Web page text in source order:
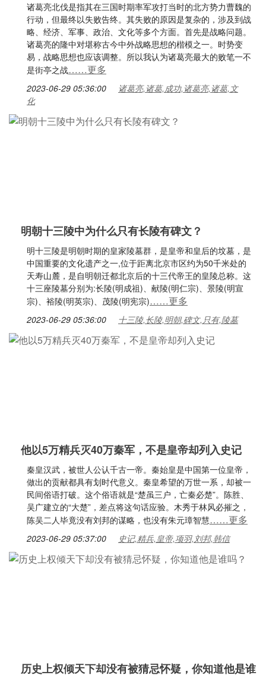
诸葛亮北伐是指其在三国时期率军攻打当时的北方势力曹魏的
行动，但最终以失败告终。其失败的原因是复杂的，涉及到战
略、经济、军事、政治、文化等多个方面。首先是战略问题。
诸葛亮的隆中对堪称古今中外战略思想的楷模之一。时势变
易，战略思想也应该调整。所以我认为诸葛亮最大的败笔一不
是街亭之战……更多
2023-06-29 05:36:00
诸葛亮,诸葛,成功,诸葛亮,诸葛,文
化
明朝十三陵中为什么只有长陵有碑文？
明十三陵是明朝时期的皇家陵墓群，是皇帝和皇后的坟墓，是
中国重要的文化遗产之一,位于距离北京市区约为50千米处的
天寿山麓，是自明朝迁都北京后的十三代帝王的皇陵总称。这
十三座陵墓分别为:长陵(明成祖)、献陵(明仁宗)、景陵(明宣
宗)、裕陵(明英宗)、茂陵(明宪宗)……更多
2023-06-29 05:36:00 十三陵,长陵,明朝,碑文,只有,陵墓
他以5万精兵灭40万秦军，不是皇帝却列入史记
秦皇汉武，被世人公认千古一帝。秦始皇是中国第一位皇帝，
做出的贡献都具有划时代意义。秦皇希望的万世一系，却被一
民间俗语打破。这个俗语就是“楚虽三户，亡秦必楚”。陈胜、
吴广建立的“大楚”，差点将这句话应验。木秀于林风必摧之，
陈吴二人毕竟没有刘邦的谋略，也没有朱元璋智慧……更多
2023-06-29 05:37:00 史记,精兵,皇帝,项羽,刘邦,韩信
历史上权倾天下却没有被猜忌怀疑，你知道他是谁